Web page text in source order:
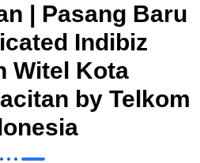
| Pasang Baru
Indibiz
Witel Kota
by Telkom